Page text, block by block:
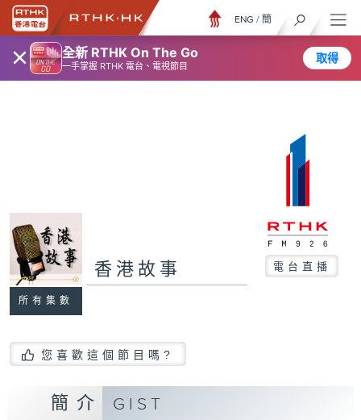
× 全新 RTHK On The Go
一手掌握 RTHK 電台、電視節目
取得
ENG / 簡
所有集數
香港故事 電台直播
您喜歡這個節目嗎?
簡介 GIST